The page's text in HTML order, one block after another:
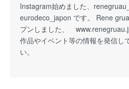
Instagram始めました、
eurodeco_japon です。 Rene
プンしました、
作品やイベント等の情報を発信し
い。